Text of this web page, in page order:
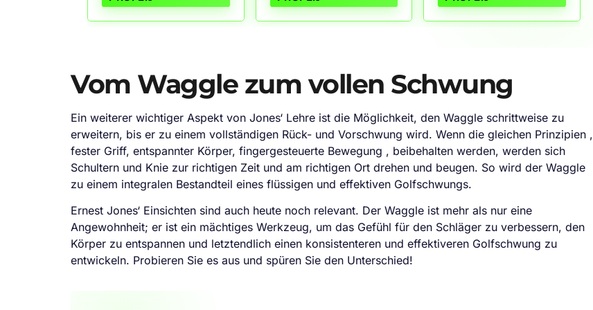
Handmuskeltrainer, Grip
Leder verbessern Griffigkeit,
Gefühl und Haltbarkeit für
(Marron, S, Links)
Golfhandschuh verfügt über
Bedarf.
Vom Waggle zum vollen Schwung
Ein weiterer wichtiger Aspekt von Jones‘ Lehre ist die Möglichkeit, den Waggle schrittweise zu
erweitern, bis er zu einem vollständigen Rück- und Vorschwung wird. Wenn die gleichen Prinzipien ,
fester Griff, entspannter Körper, fingergesteuerte Bewegung , beibehalten werden, werden sich
Schultern und Knie zur richtigen Zeit und am richtigen Ort drehen und beugen. So wird der Waggle
zu einem integralen Bestandteil eines flüssigen und effektiven Golfschwungs.
Ernest Jones‘ Einsichten sind auch heute noch relevant. Der Waggle ist mehr als nur eine
Angewohnheit; er ist ein mächtiges Werkzeug, um das Gefühl für den Schläger zu verbessern, den
Körper zu entspannen und letztendlich einen konsistenteren und effektiveren Golfschwung zu
entwickeln. Probieren Sie es aus und spüren Sie den Unterschied!